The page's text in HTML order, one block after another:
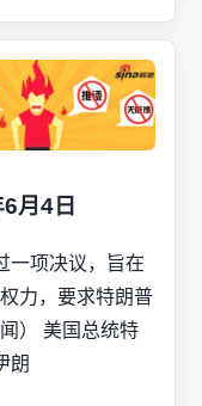
月4日
一项决议，旨在
力，要求特朗普
） 美国总统特
朗